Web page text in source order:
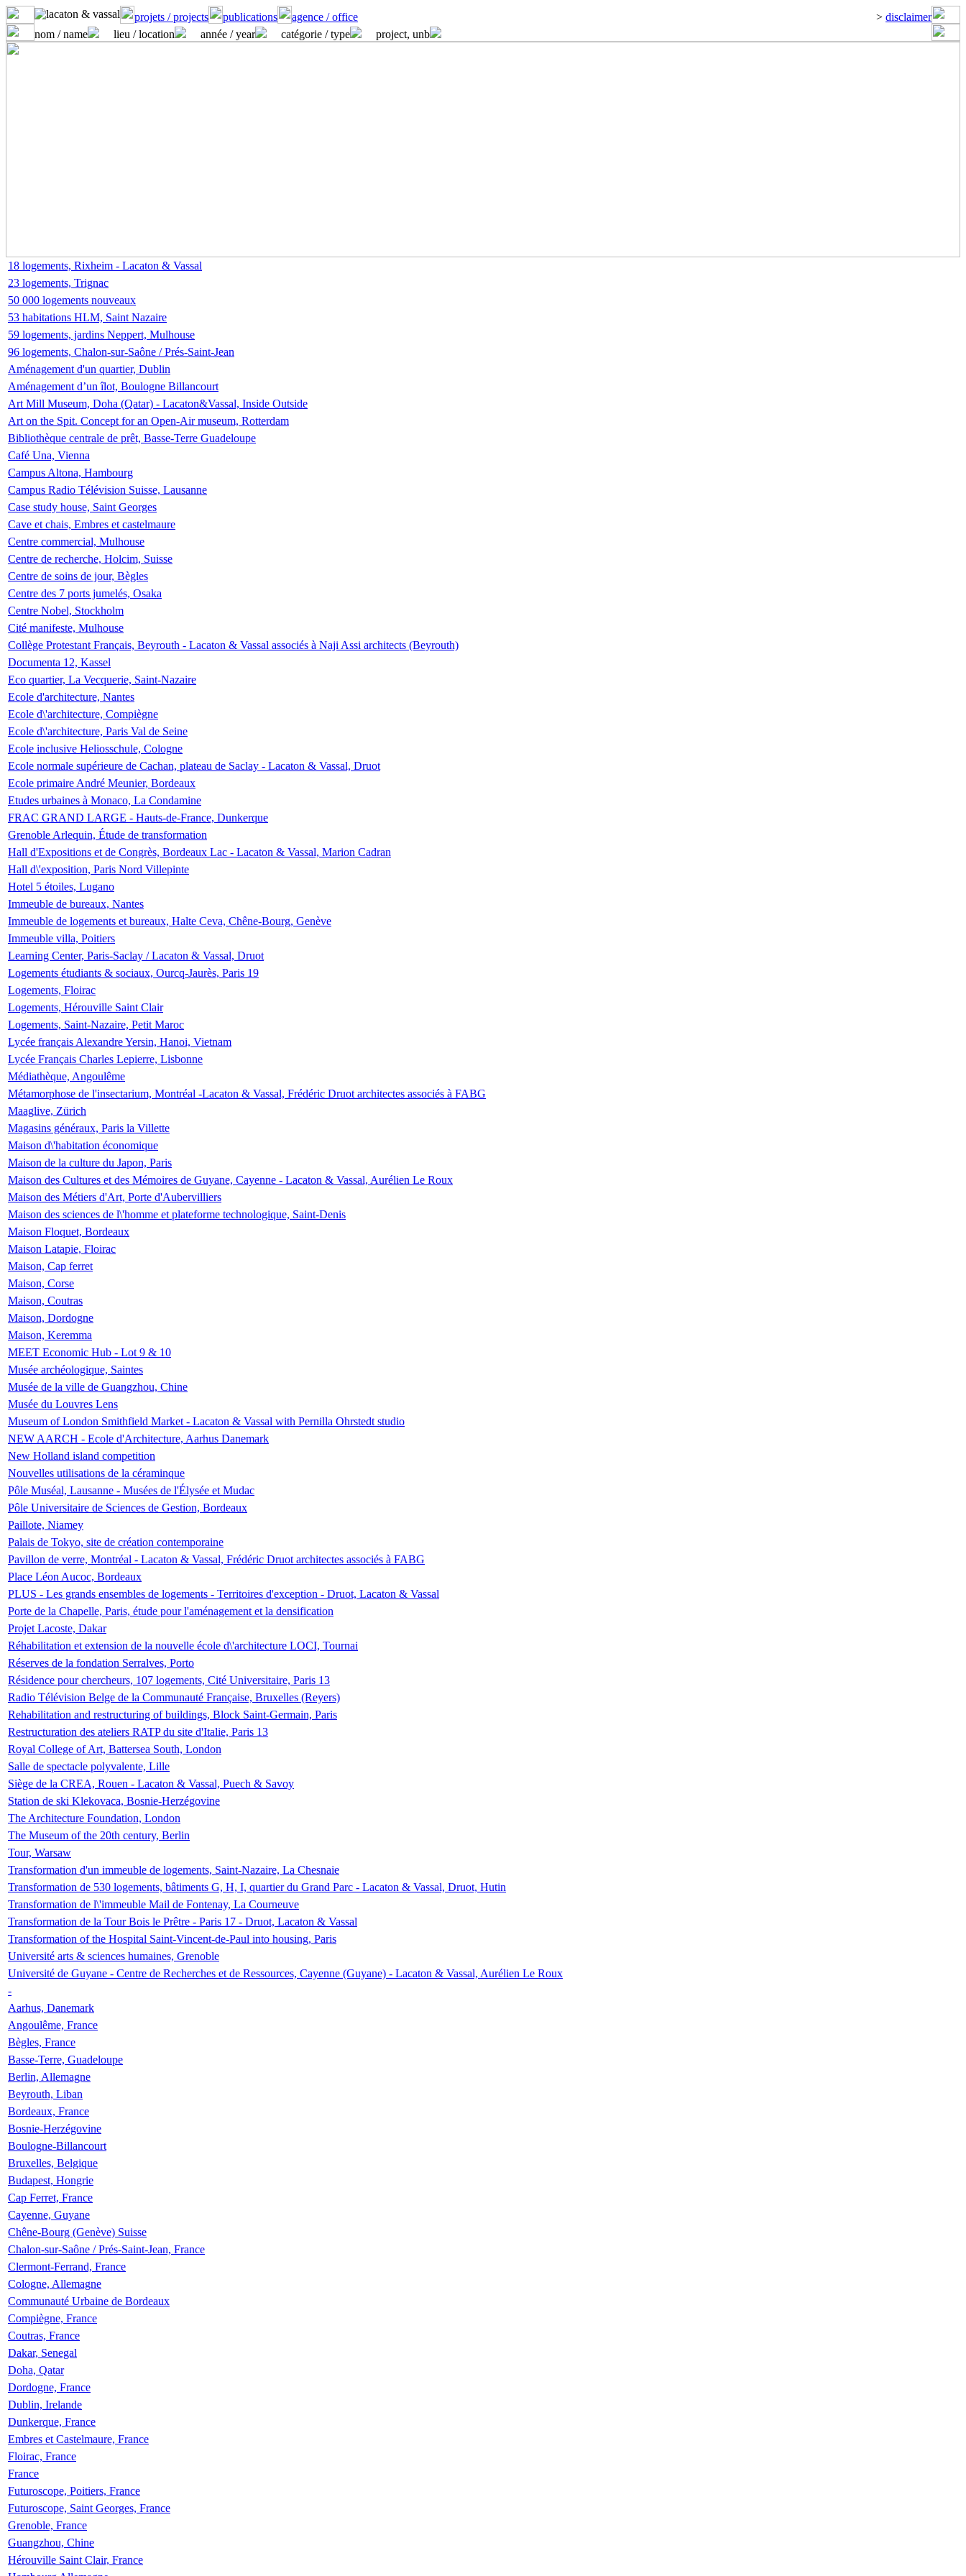
projets / projects publications agence / office > disclaimer
nom / name
lieu / location année / year catégorie / type project, unb
18 logements, Rixheim - Lacaton & Vassal
23 logements, Trignac
50 000 logements nouveaux
53 habitations HLM, Saint Nazaire
59 logements, jardins Neppert, Mulhouse
96 logements, Chalon-sur-Saône / Prés-Saint-Jean
Aménagement d'un quartier, Dublin
Aménagement d’un îlot, Boulogne Billancourt
Art Mill Museum, Doha (Qatar) - Lacaton&Vassal, Inside Outside
Art on the Spit. Concept for an Open-Air museum, Rotterdam
Bibliothèque centrale de prêt, Basse-Terre Guadeloupe
Café Una, Vienna
Campus Altona, Hambourg
Campus Radio Télévision Suisse, Lausanne
Case study house, Saint Georges
Cave et chais, Embres et castelmaure
Centre commercial, Mulhouse
Centre de recherche, Holcim, Suisse
Centre de soins de jour, Bègles
Centre des 7 ports jumelés, Osaka
Centre Nobel, Stockholm
Cité manifeste, Mulhouse
Collège Protestant Français, Beyrouth - Lacaton & Vassal associés à Naji Assi architects (Beyrouth)
Documenta 12, Kassel
Eco quartier, La Vecquerie, Saint-Nazaire
Ecole d'architecture, Nantes
Ecole d\'architecture, Compiègne
Ecole d\'architecture, Paris Val de Seine
Ecole inclusive Heliosschule, Cologne
Ecole normale supérieure de Cachan, plateau de Saclay - Lacaton & Vassal, Druot
Ecole primaire André Meunier, Bordeaux
Etudes urbaines à Monaco, La Condamine
FRAC GRAND LARGE - Hauts-de-France, Dunkerque
Grenoble Arlequin, Étude de transformation
Hall d'Expositions et de Congrès, Bordeaux Lac - Lacaton & Vassal, Marion Cadran
Hall d\'exposition, Paris Nord Villepinte
Hotel 5 étoiles, Lugano
Immeuble de bureaux, Nantes
Immeuble de logements et bureaux, Halte Ceva, Chêne-Bourg, Genève
Immeuble villa, Poitiers
Learning Center, Paris-Saclay / Lacaton & Vassal, Druot
Logements étudiants & sociaux, Ourcq-Jaurès, Paris 19
Logements, Floirac
Logements, Hérouville Saint Clair
Logements, Saint-Nazaire, Petit Maroc
Lycée français Alexandre Yersin, Hanoi, Vietnam
Lycée Français Charles Lepierre, Lisbonne
Médiathèque, Angoulême
Métamorphose de l'insectarium, Montréal -Lacaton & Vassal, Frédéric Druot architectes associés à FABG
Maaglive, Zürich
Magasins généraux, Paris la Villette
Maison d\'habitation économique
Maison de la culture du Japon, Paris
Maison des Cultures et des Mémoires de Guyane, Cayenne - Lacaton & Vassal, Aurélien Le Roux
Maison des Métiers d'Art, Porte d'Aubervilliers
Maison des sciences de l\'homme et plateforme technologique, Saint-Denis
Maison Floquet, Bordeaux
Maison Latapie, Floirac
Maison, Cap ferret
Maison, Corse
Maison, Coutras
Maison, Dordogne
Maison, Keremma
MEET Economic Hub - Lot 9 & 10
Musée archéologique, Saintes
Musée de la ville de Guangzhou, Chine
Musée du Louvres Lens
Museum of London Smithfield Market - Lacaton & Vassal with Pernilla Ohrstedt studio
NEW AARCH - Ecole d'Architecture, Aarhus Danemark
New Holland island competition
Nouvelles utilisations de la céraminque
Pôle Muséal, Lausanne - Musées de l'Élysée et Mudac
Pôle Universitaire de Sciences de Gestion, Bordeaux
Paillote, Niamey
Palais de Tokyo, site de création contemporaine
Pavillon de verre, Montréal - Lacaton & Vassal, Frédéric Druot architectes associés à FABG
Place Léon Aucoc, Bordeaux
PLUS - Les grands ensembles de logements - Territoires d'exception - Druot, Lacaton & Vassal
Porte de la Chapelle, Paris, étude pour l'aménagement et la densification
Projet Lacoste, Dakar
Réhabilitation et extension de la nouvelle école d\'architecture LOCI, Tournai
Réserves de la fondation Serralves, Porto
Résidence pour chercheurs, 107 logements, Cité Universitaire, Paris 13
Radio Télévision Belge de la Communauté Française, Bruxelles (Reyers)
Rehabilitation and restructuring of buildings, Block Saint-Germain, Paris
Restructuration des ateliers RATP du site d'Italie, Paris 13
Royal College of Art, Battersea South, London
Salle de spectacle polyvalente, Lille
Siège de la CREA, Rouen - Lacaton & Vassal, Puech & Savoy
Station de ski Klekovaca, Bosnie-Herzégovine
The Architecture Foundation, London
The Museum of the 20th century, Berlin
Tour, Warsaw
Transformation d'un immeuble de logements, Saint-Nazaire, La Chesnaie
Transformation de 530 logements, bâtiments G, H, I, quartier du Grand Parc - Lacaton & Vassal, Druot, Hutin
Transformation de l\'immeuble Mail de Fontenay, La Courneuve
Transformation de la Tour Bois le Prêtre - Paris 17 - Druot, Lacaton & Vassal
Transformation of the Hospital Saint-Vincent-de-Paul into housing, Paris
Université arts & sciences humaines, Grenoble
Université de Guyane - Centre de Recherches et de Ressources, Cayenne (Guyane) - Lacaton & Vassal, Aurélien Le Roux
-
Aarhus, Danemark
Angoulême, France
Bègles, France
Basse-Terre, Guadeloupe
Berlin, Allemagne
Beyrouth, Liban
Bordeaux, France
Bosnie-Herzégovine
Boulogne-Billancourt
Bruxelles, Belgique
Budapest, Hongrie
Cap Ferret, France
Cayenne, Guyane
Chêne-Bourg (Genève) Suisse
Chalon-sur-Saône / Prés-Saint-Jean, France
Clermont-Ferrand, France
Cologne, Allemagne
Communauté Urbaine de Bordeaux
Compiègne, France
Coutras, France
Dakar, Senegal
Doha, Qatar
Dordogne, France
Dublin, Irelande
Dunkerque, France
Embres et Castelmaure, France
Floirac, France
France
Futuroscope, Poitiers, France
Futuroscope, Saint Georges, France
Grenoble, France
Guangzhou, Chine
Hérouville Saint Clair, France